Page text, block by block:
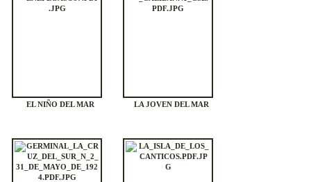
EL NIÑO DEL MAR LA JOVEN DEL MAR